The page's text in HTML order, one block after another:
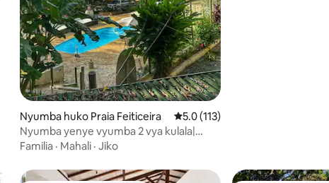
Nyumba huko Praia Feiticeira Ukadiriaji wa wastani wa 5.0 kati
5.0 (113)
Nyumba yenye vyumba 2 vya kulala|
Bwawa la kuogelea + Uwanja | dakika 5
Familia · Mahali · Jiko